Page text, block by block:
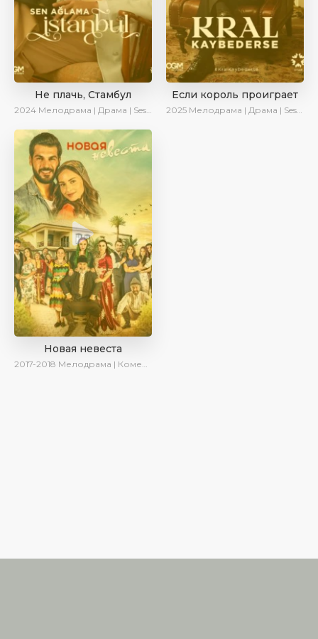
Не плачь, Стамбул
2024 Мелодрама | Драма | SesDizi | Сериалы 2024
Если король проиграет
2025 Мелодрама | Драма | SesDizi | Ирина Котова | AlisaDirilis | Turok1990 | Новинки | Сериалы 2025
Новая невеста
2017-2018 Мелодрама | Комедия | SesDizi